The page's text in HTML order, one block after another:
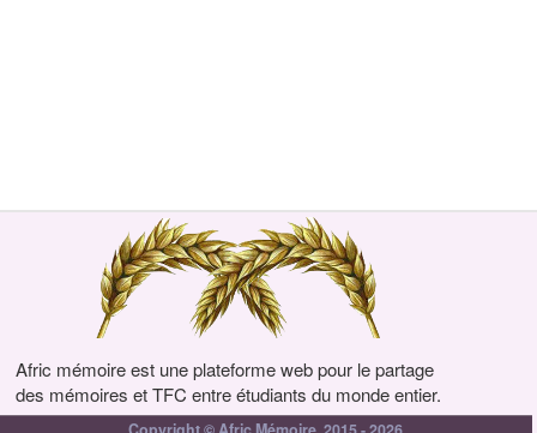
Afric mémoire est une plateforme web pour le partage
des mémoires et TFC entre étudiants du monde entier.